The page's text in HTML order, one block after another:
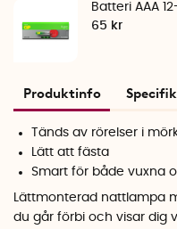
Batteri AAA
65 kr
Produktinfo
Tänds av rörelser i
Lätt att fästa
Smart för både vuxna
Lättmonterad nattlampa
du går förbi och visar dig